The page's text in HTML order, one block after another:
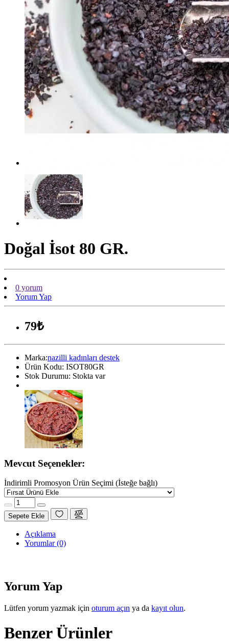
Doğal İsot 80 GR.
0 yorum
Yorum Yap
79₺
Marka:nazilli kadınları destek
Ürün Kodu: ISOT80GR
Stok Durumu: Stokta var
Mevcut Seçenekler:
İndirimli Promosyon Ürün Seçimi (İsteğe bağlı)
Sepete Ekle
Açıklama
Yorumlar (0)
Yorum Yap
Lütfen yorum yazmak için oturum açın ya da kayıt olun.
Benzer Ürünler